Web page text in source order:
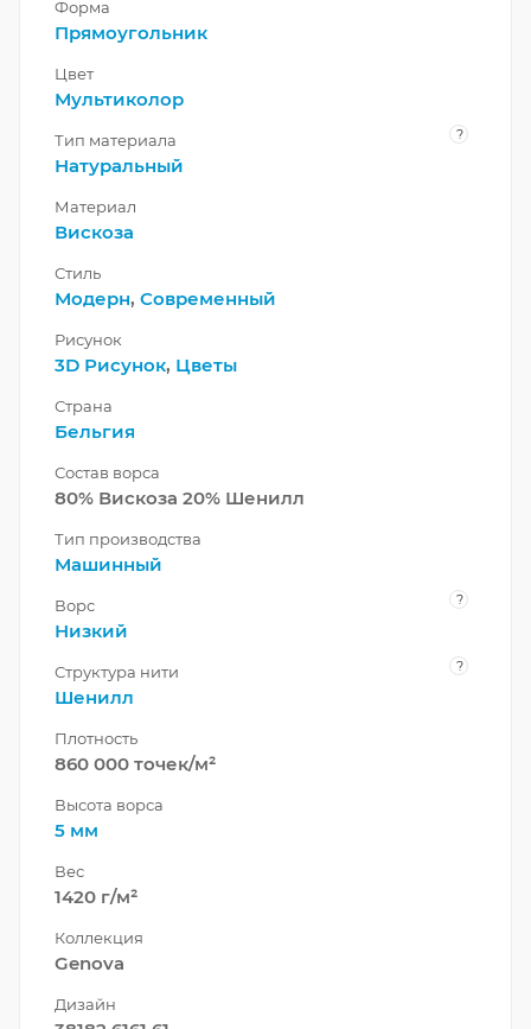
Форма
Прямоугольник
Цвет
Мультиколор
Тип материала ?
Натуральный
Материал
Вискоза
Стиль
Модерн, Современный
Рисунок
3D Рисунок, Цветы
Страна
Бельгия
Состав ворса
80% Вискоза 20% Шенилл
Тип производства
Машинный
Ворс ?
Низкий
Структура нити ?
Шенилл
Плотность
860 000 точек/м²
Высота ворса
5 мм
Вес
1420 г/м²
Коллекция
Genova
Дизайн